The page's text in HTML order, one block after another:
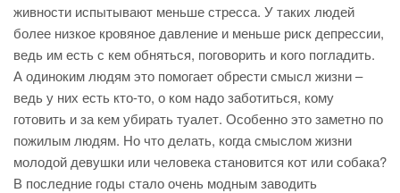
живности испытывают меньше стресса. У таких людей
более низкое кровяное давление и меньше риск депрессии,
ведь им есть с кем обняться, поговорить и кого погладить.
А одиноким людям это помогает обрести смысл жизни –
ведь у них есть кто-то, о ком надо заботиться, кому
готовить и за кем убирать туалет. Особенно это заметно по
пожилым людям. Но что делать, когда смыслом жизни
молодой девушки или человека становится кот или собака?
В последние годы стало очень модным заводить